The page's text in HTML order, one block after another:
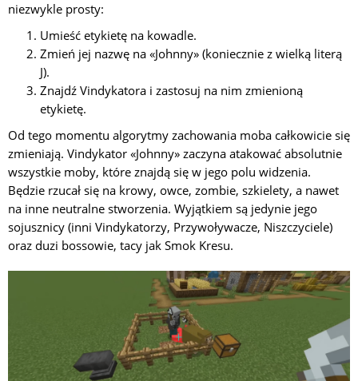
niezwykle prosty:
Umieść etykietę na kowadle.
Zmień jej nazwę na «Johnny» (koniecznie z wielką literą
J).
Znajdź Vindykatora i zastosuj na nim zmienioną
etykietę.
Od tego momentu algorytmy zachowania moba całkowicie się
zmieniają. Vindykator «Johnny» zaczyna atakować absolutnie
wszystkie moby, które znajdą się w jego polu widzenia.
Będzie rzucał się na krowy, owce, zombie, szkielety, a nawet
na inne neutralne stworzenia. Wyjątkiem są jedynie jego
sojusznicy (inni Vindykatorzy, Przywoływacze, Niszczyciele)
oraz duzi bossowie, tacy jak Smok Kresu.